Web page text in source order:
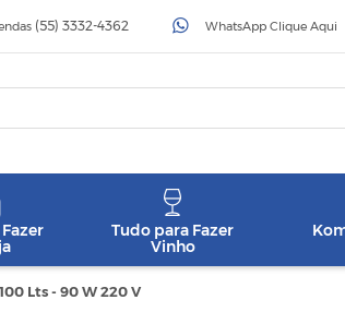
(55) 3332-4362 WhatsApp Clique Aqui
Tudo para Fazer
Vinho
Lts - 90 W 220 V